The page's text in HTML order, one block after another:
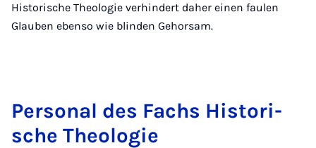
Historische Theologie verhindert daher einen faulen
Glauben ebenso wie blinden Gehorsam.
Per­so­nal des Fachs His­to­ri­
sche Theo­lo­gie